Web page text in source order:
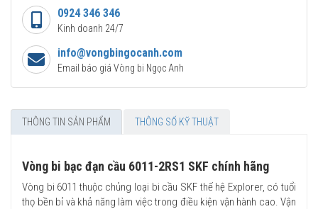
0924 346 346
Kinh doanh 24/7
info@vongbingocanh.com
Email báo giá Vòng bi Ngọc Anh
THÔNG TIN SẢN PHẨM THÔNG SỐ KỸ THUẬT
Vòng bi bạc đạn cầu 6011-2RS1 SKF chính hãng
Vòng bi 6011 thuộc chủng loại bi cầu SKF thế hệ Explorer, có tuổi
thọ bền bỉ và khả năng làm việc trong điều kiện vận hành cao. Vận